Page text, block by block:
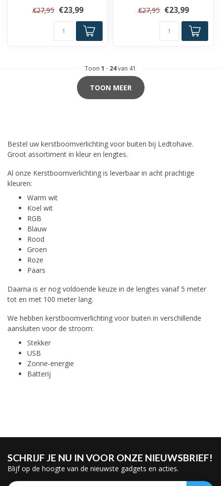
€27,95 €23,99 €27,95 €23,99
Toon 1 - 24van 41
TOON MEER
Bestel uw kerstboomverlichting voor buiten bij Ledtohave.
Groot assortiment in kleur en lengtes.
Al onze Kerstboomverlichting is leverbaar in acht prachtige
kleuren:
Warm wit
Koel wit
RGB
Blauw
Rood
Groen
Roze
Paars
Daarna is er nog voldoende keuze in de lengtes vanaf 5 meter
tot en met 100 meter lang.
We hebben kerstboomverlichting voor buiten in verschillende
aansluiten voor de stroom:
Stekker
USB
Zonne-energie
Batterij
SCHRIJF JE NU IN VOOR ONZE NIEUWSBRIEF!
Blijf op de hoogte van de nieuwste gadgets en acties.